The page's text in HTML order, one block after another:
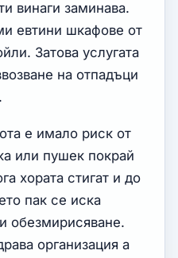
винаги заминава.
евтини шкафове от
Затова услугата
на отпадъци
е имало риск от
или пушек покрай
хората стигат и до
пак се иска
обезмирисяване.
организация а